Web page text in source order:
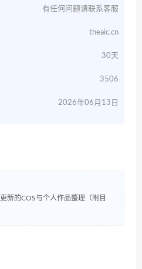
有任何问题请联系客服
theaic.cn
30天
3506
2026年06月13日
新的COS与个人作品整理（附目